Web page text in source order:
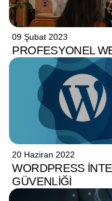
09 Şubat 2023
PROFESYONEL
20 Haziran 2022
WORDPRESS
GÜVENLIĞI